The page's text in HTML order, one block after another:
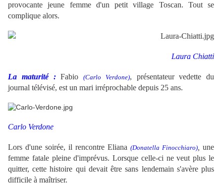
provocante jeune femme d'un petit village Toscan. Tout se
complique alors.
Laura Chiatti
La maturité :Fabio (Carlo Verdone), présentateur vedette du
journal télévisé, est un mari irréprochable depuis 25 ans.
Carlo Verdone
Lors d'une soirée, il rencontre Eliana (Donatella Finocchiaro)
une
femme fatale pleine d'imprévus. Lorsque celle-ci ne veut plus le
quitter, cette histoire qui devait être sans lendemain s'avère plus
difficile à maîtriser.